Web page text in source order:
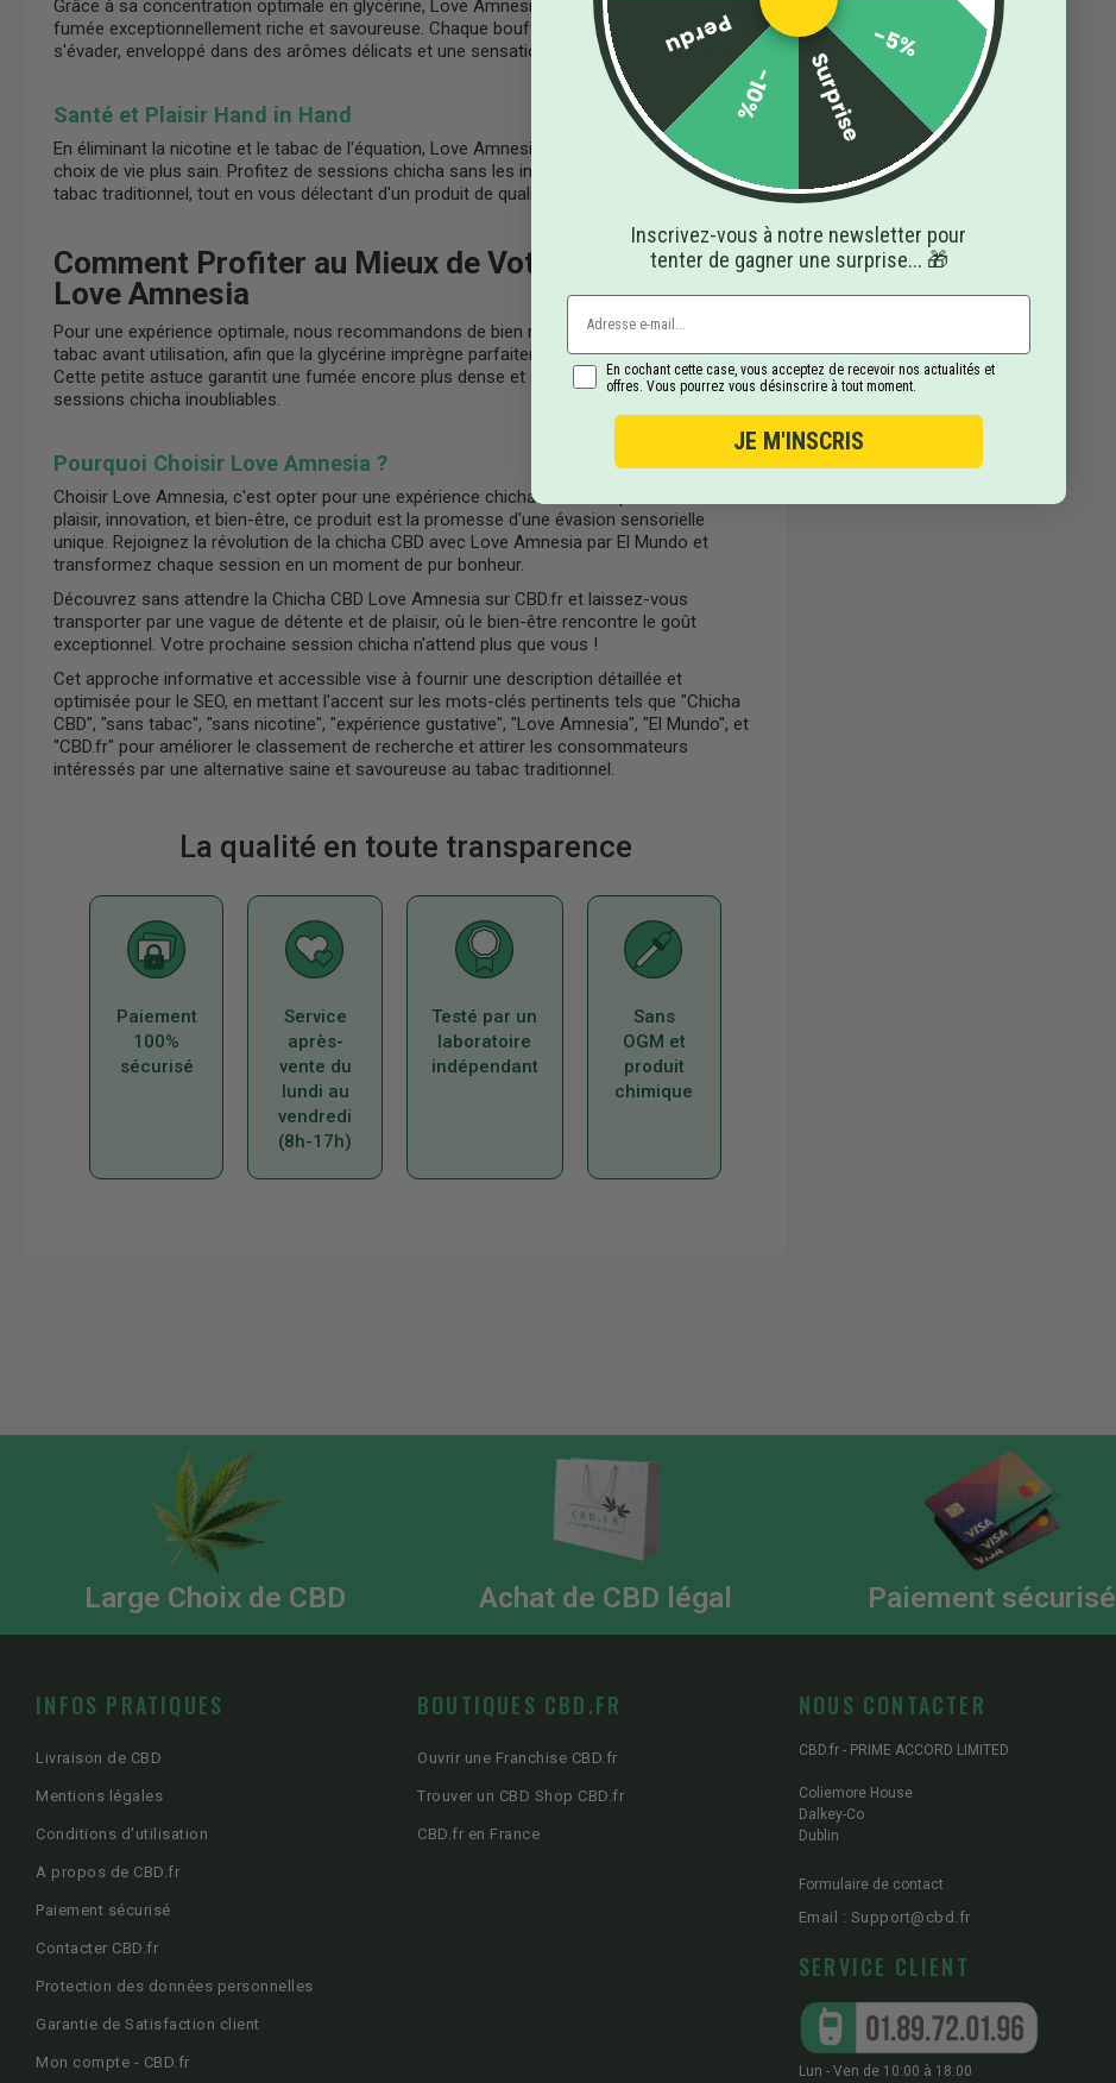
Grâce à sa concentration optimale en glycérine, Love Amnesia assure une production de
fumée exceptionnellement riche et savoureuse. Chaque bouffée est une invitation à
s'évader, enveloppé dans des arômes délicats et une sensation de douceur incomparable.
Santé et Plaisir Hand in Hand
En éliminant la nicotine et le tabac de l'équation, Love Amnesia se positionne comme un
choix de vie plus sain. Profitez de sessions chicha sans les inconvénients associés au
tabac traditionnel, tout en vous délectant d'un produit de qualité supérieure.
Comment Profiter au Mieux de Votre Chicha CBD
Love Amnesia
Pour une expérience optimale, nous recommandons de bien mélanger votre substitut de
tabac avant utilisation, afin que la glycérine imprègne parfaitement la feuille de cellulose.
Cette petite astuce garantit une fumée encore plus dense et aromatique, pour des
sessions chicha inoubliables.
Pourquoi Choisir Love Amnesia ?
Choisir Love Amnesia, c'est opter pour une expérience chicha sans compromis. Entre
plaisir, innovation, et bien-être, ce produit est la promesse d'une évasion sensorielle
unique. Rejoignez la révolution de la chicha CBD avec Love Amnesia par El Mundo et
transformez chaque session en un moment de pur bonheur.
Découvrez sans attendre la Chicha CBD Love Amnesia sur CBD.fr et laissez-vous
transporter par une vague de détente et de plaisir, où le bien-être rencontre le goût
exceptionnel. Votre prochaine session chicha n'attend plus que vous !
Cet approche informative et accessible vise à fournir une description détaillée et
optimisée pour le SEO, en mettant l'accent sur les mots-clés pertinents tels que "Chicha
CBD", "sans tabac", "sans nicotine", "expérience gustative", "Love Amnesia", "El Mundo", et
"CBD.fr" pour améliorer le classement de recherche et attirer les consommateurs
intéressés par une alternative saine et savoureuse au tabac traditionnel.
La qualité en toute transparence
Paiement
100%
sécurisé
Service
après-
vente du
lundi au
vendredi
(8h-17h)
Testé par un
laboratoire
indépendant
Sans
OGM et
produit
chimique
Large Choix de CBD Achat de CBD légal Paiement sécurisé
INFOS PRATIQUES
Livraison de CBD
Mentions légales
Conditions d'utilisation
A propos de CBD.fr
Paiement sécurisé
Contacter CBD.fr
Protection des données personnelles
Garantie de Satisfaction client
Mon compte - CBD.fr
BOUTIQUES CBD.FR
Ouvrir une Franchise CBD.fr
Trouver un CBD Shop CBD.fr
CBD.fr en France
NOUS CONTACTER
CBD.fr - PRIME ACCORD LIMITED
Coliemore House
Dalkey-Co
Dublin
Formulaire de contact
Email : Support@cbd.fr
SERVICE CLIENT
Lun - Ven de 10:00 à 18:00
-5%
Surprise
-10%
Perdu
Inscrivez-vous à notre newsletter pour
tenter de gagner une surprise... 🎁
En cochant cette case, vous acceptez de recevoir nos actualités et
offres. Vous pourrez vous désinscrire à tout moment.
JE M'INSCRIS